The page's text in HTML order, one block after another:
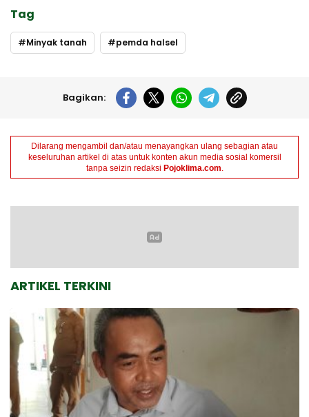
Tag
Minyak tanah pemda halsel
Bagikan:
Dilarang mengambil dan/atau menayangkan ulang sebagian atau
keseluruhan artikel di atas untuk konten akun media sosial komersil
tanpa seizin redaksi Pojoklima.com.
ARTIKEL TERKINI